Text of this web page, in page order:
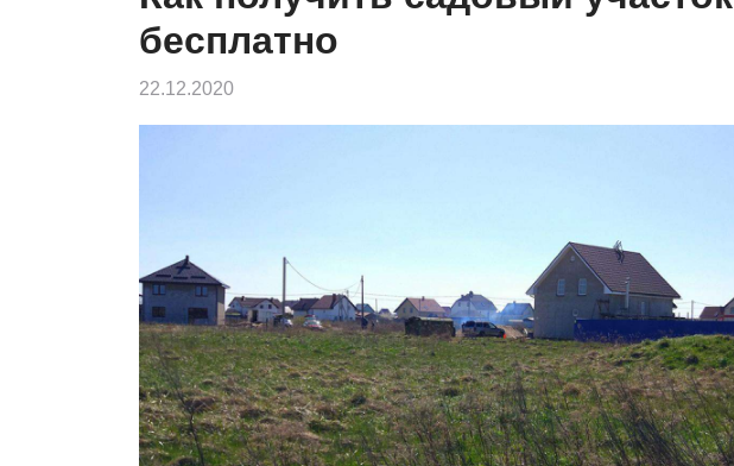
бесплатно
22.12.2020